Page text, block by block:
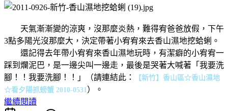
天氣漸漸變的涼爽，沒那麼炎熱，難得宥爸爸放假，下午
3點多陽光沒那麼大，決定帶著小宥宥來去香山濕地挖蛤蜊。
還記得去年帶小宥宥來香山濕地玩時，有潔癖的小宥宥一
踩到爛泥巴，是一邊尖叫一邊走，最後是哭著大喊著「我要洗
腳！！我要洗腳！！」（請連結此：
【新竹】香山區☆香山濕地
☆看夕陽抓螃蟹 2010-0531 ）。
繼續閱讀